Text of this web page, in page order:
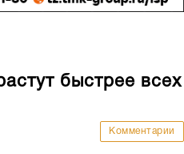
быстрее всех
Комментарии